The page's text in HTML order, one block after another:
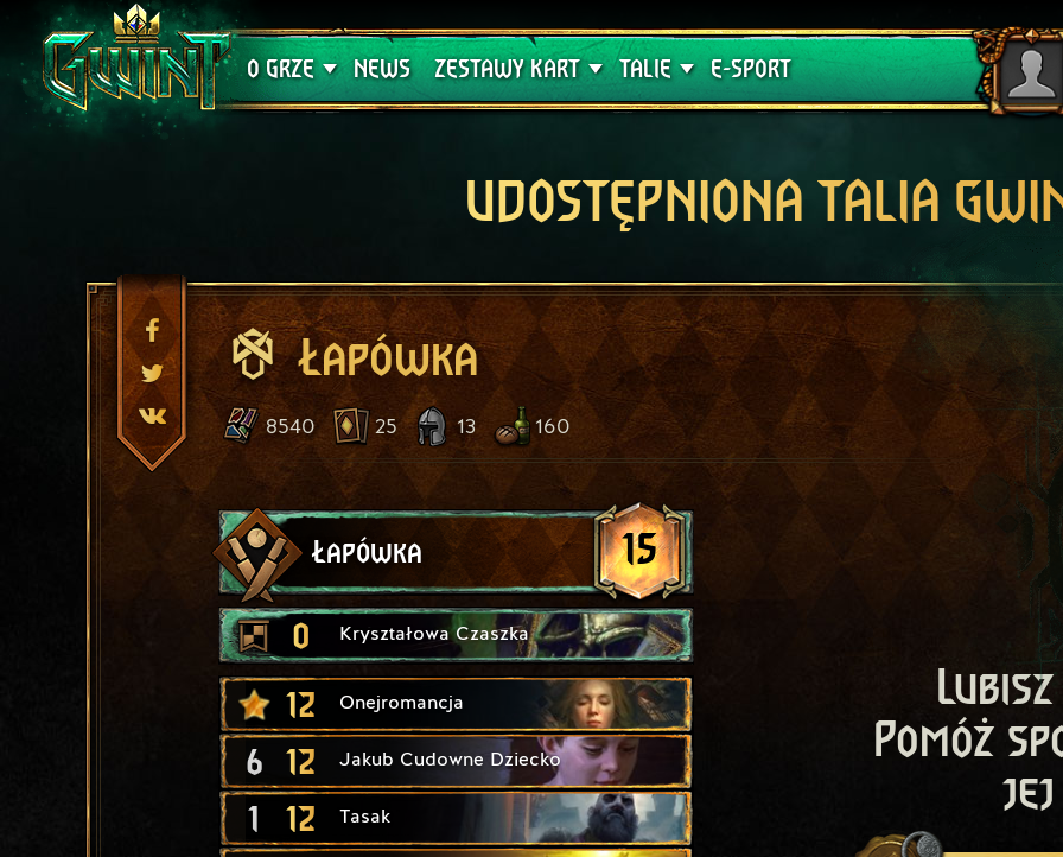
O GRZE
Wsparcie techniczne
NEWS ZESTAWY KART
Krwawa Klątwa
TALIE
Poradniki
E-SPORT
UDOSTĘPNIONA TALIA
Łapówka
8540 25 13 160
Łapówka 15
0 Kryształowa Czaszka
12 Onejromancja
6 12 Jakub Cudowne Dziecko
1 12 Tasak
Pomóż
jej